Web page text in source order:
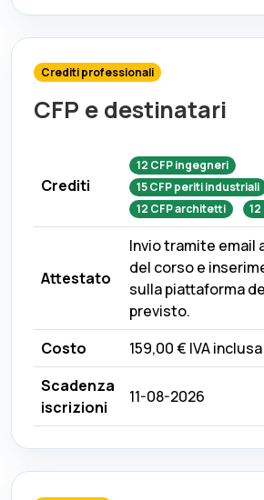
Crediti professionali
CFP e destinatari
Crediti
12 CFPingegneri
15CFPperiti industriali
12 CFParchitetti 12
Attestato
Invio tramite email
del corso e
sulla piattaforma
previsto.
Costo
159,00 € IVA inclusa
Scadenza
iscrizioni
11-08-2026